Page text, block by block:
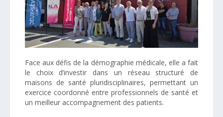
Face aux défis de la démographie médicale, elle a fait
le choix d’investir dans un réseau structuré de
maisons de santé pluridisciplinaires, permettant un
exercice coordonné entre professionnels de santé et
un meilleur accompagnement des patients.